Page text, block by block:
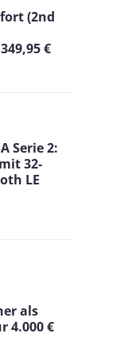
(2nd
€
Serie 2:
32-
LE
als
4.000 €